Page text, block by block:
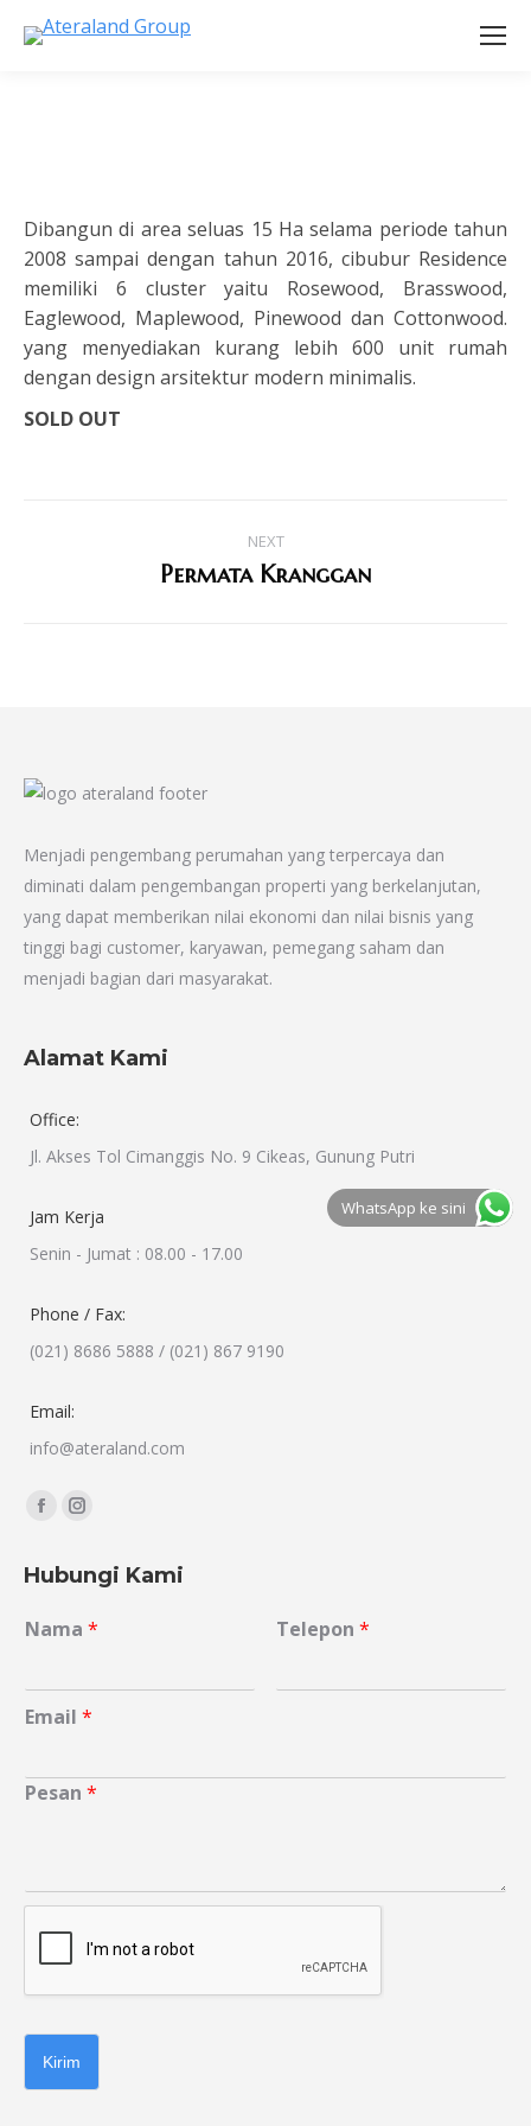
Dibangun di area seluas 15 Ha selama periode tahun
2008 sampai dengan tahun 2016, cibubur Residence
memiliki 6 cluster yaitu Rosewood, Brasswood,
Eaglewood, Maplewood, Pinewood dan Cottonwood.
yang menyediakan kurang lebih 600 unit rumah
dengan design arsitektur modern minimalis.
SOLD OUT
navigation
NEXT
Next
Permata Kranggan
Menjadi pengembang perumahan yang terpercaya dan
diminati dalam pengembangan properti yang berkelanjutan,
yang dapat memberikan nilai ekonomi dan nilai bisnis yang
tinggi bagi customer, karyawan, pemegang saham dan
menjadi bagian dari masyarakat.
Alamat Kami
Office:
Jl. Akses Tol Cimanggis No. 9 Cikeas, Gunung Putri
Jam Kerja
Senin - Jumat : 08.00 - 17.00
Phone / Fax:
(021) 8686 5888 / (021) 867 9190
Email:
info@ateraland.com
Find us on:
Facebook
opens
new
Instagram
opens
new
Hubungi Kami
Nama * Telepon*
Email *
Pesan *
Kirim
WhatsApp ke sini